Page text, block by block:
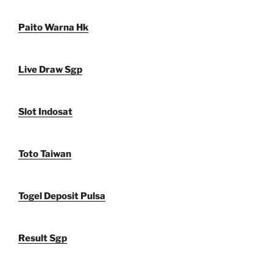
Paito Warna Hk
Live Draw Sgp
Slot Indosat
Toto Taiwan
Togel Deposit Pulsa
Result Sgp